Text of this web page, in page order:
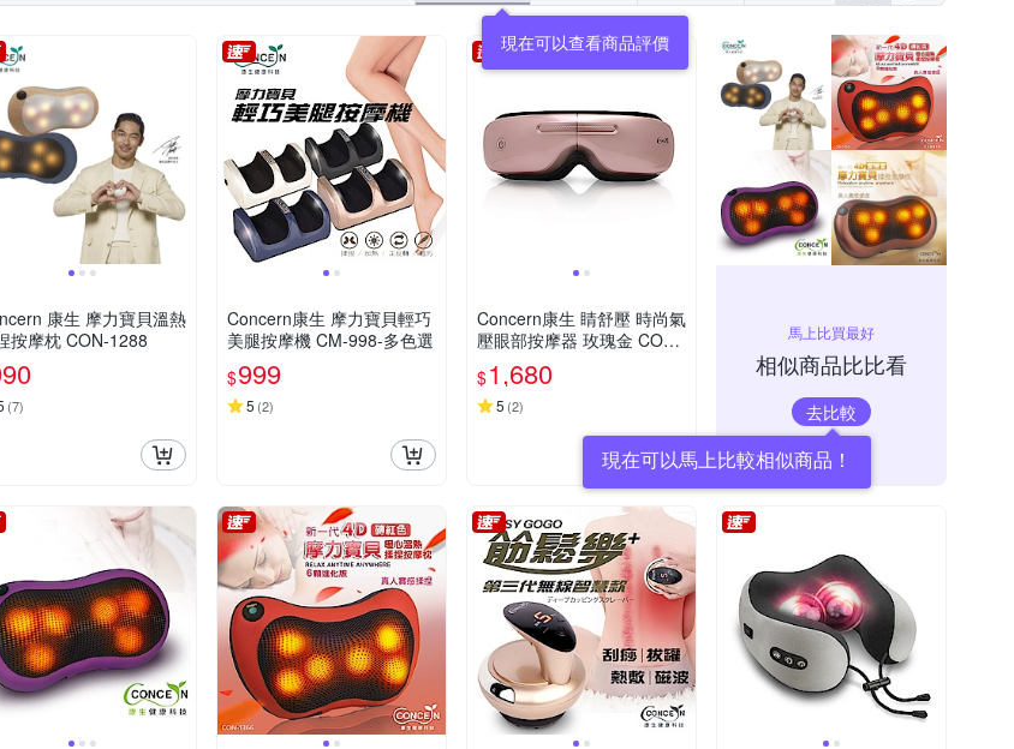
現在可以查看商品評價
康生 摩力寶貝溫熱
按摩枕 CON-1288
(7)
Concern康生 摩力寶貝輕巧
美腿按摩機 CM-998-多色選
$999
5 (2)
Concern康生 睛舒壓 時尚氣
壓眼部按摩器 玫瑰金 CON-
555
$1,680
5 (2)
馬上比買最好
相似商品比比看
去比較
現在可以馬上比較相似商品！